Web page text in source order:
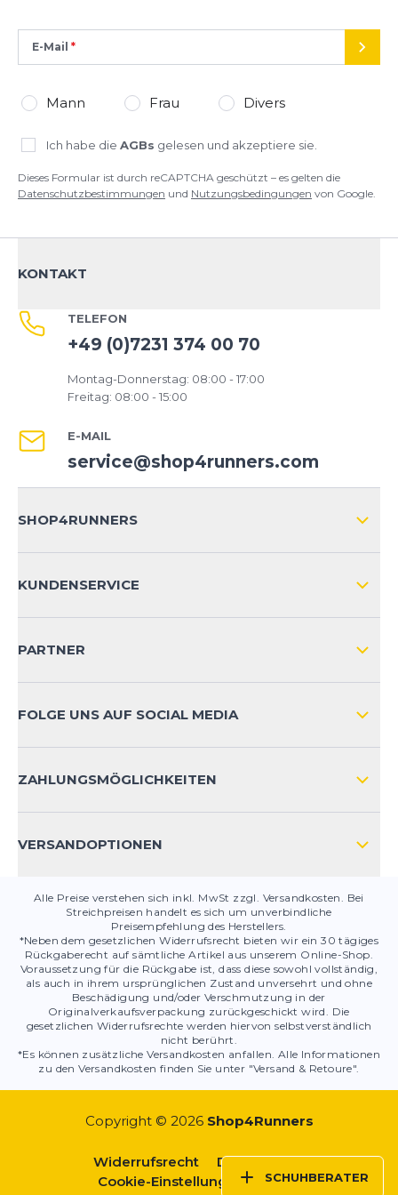
E-Mail
Mann Frau Divers
Ich habe die AGBs gelesen und akzeptiere sie.
Dieses Formular ist durch reCAPTCHA geschützt – es gelten die
Datenschutzbestimmungen und Nutzungsbedingungen von Google.
KONTAKT
TELEFON
+49 (0)7231 374 00 70
Montag-Donnerstag: 08:00 - 17:00
Freitag: 08:00 - 15:00
E-MAIL
service@shop4runners.com
SHOP4RUNNERS
KUNDENSERVICE
KONTAKT
PRODUKTSICHERHEIT
PARTNER
FOLGE UNS AUF SOCIAL MEDIA
ZAHLUNGSMÖGLICHKEITEN
VERSANDOPTIONEN
Alle Preise verstehen sich inkl. MwSt zzgl. Versandkosten. Bei
Streichpreisen handelt es sich um unverbindliche
Preisempfehlung des Herstellers.
*Neben dem gesetzlichen Widerrufsrecht bieten wir ein 30 tägiges
Rückgaberecht auf sämtliche Artikel aus unserem Online-Shop.
Voraussetzung für die Rückgabe ist, dass diese sowohl vollständig,
als auch in ihrem ursprünglichen Zustand unversehrt und ohne
Beschädigung und/oder Verschmutzung in der
Originalverkaufsverpackung zurückgeschickt wird. Die
gesetzlichen Widerrufsrechte werden hiervon selbstverständlich
nicht berührt.
*Es können zusätzliche Versandkosten anfallen. Alle Informationen
zu den Versandkosten finden Sie unter "Versand & Retoure".
Copyright © 2026 Shop4Runners
Widerrufsrecht
Datenschutz
Cookie-Einstellungen
AGBs
SCHUHBERATER